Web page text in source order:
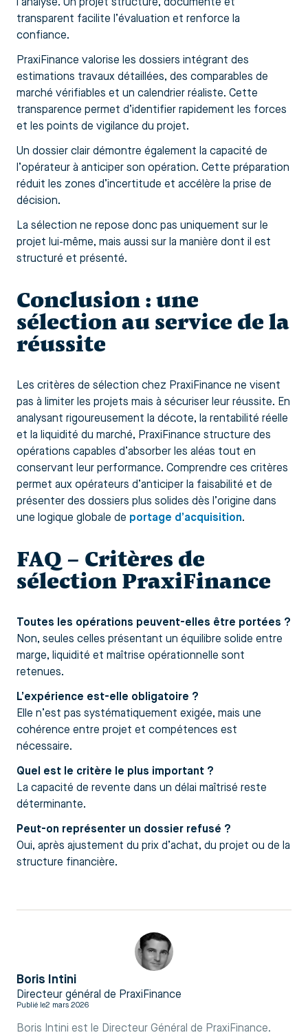
l’analyse. Un projet structuré, documenté et
transparent facilite l’évaluation et renforce la
confiance.
PraxiFinance valorise les dossiers intégrant des
estimations travaux détaillées, des comparables de
marché vérifiables et un calendrier réaliste. Cette
transparence permet d’identifier rapidement les forces
et les points de vigilance du projet.
Un dossier clair démontre également la capacité de
l’opérateur à anticiper son opération. Cette préparation
réduit les zones d’incertitude et accélère la prise de
décision.
La sélection ne repose donc pas uniquement sur le
projet lui-même, mais aussi sur la manière dont il est
structuré et présenté.
Conclusion : une
sélection au service de la
réussite
Les critères de sélection chez PraxiFinance ne visent
pas à limiter les projets mais à sécuriser leur réussite. En
analysant rigoureusement la décote, la rentabilité réelle
et la liquidité du marché, PraxiFinance structure des
opérations capables d’absorber les aléas tout en
conservant leur performance. Comprendre ces critères
permet aux opérateurs d’anticiper la faisabilité et de
présenter des dossiers plus solides dès l’origine dans
une logique globale de portage d’acquisition.
FAQ – Critères de
sélection PraxiFinance
Toutes les opérations peuvent-elles être portées ?
Non, seules celles présentant un équilibre solide entre
marge, liquidité et maîtrise opérationnelle sont
retenues.
L’expérience est-elle obligatoire ?
Elle n’est pas systématiquement exigée, mais une
cohérence entre projet et compétences est
nécessaire.
Quel est le critère le plus important ?
La capacité de revente dans un délai maîtrisé reste
déterminante.
Peut-on représenter un dossier refusé ?
Oui, après ajustement du prix d’achat, du projet ou de la
structure financière.
Boris Intini
Directeur général de PraxiFinance
Publié le2 mars 2026
Boris Intini est le Directeur Général de PraxiFinance.